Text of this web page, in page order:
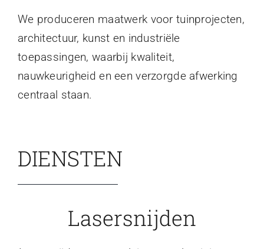
We produceren maatwerk voor tuinprojecten,
architectuur, kunst en industriële
toepassingen, waarbij kwaliteit,
nauwkeurigheid en een verzorgde afwerking
centraal staan.
DIENSTEN
Lasersnijden